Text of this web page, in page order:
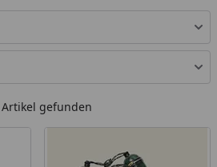
Artikel gefunden